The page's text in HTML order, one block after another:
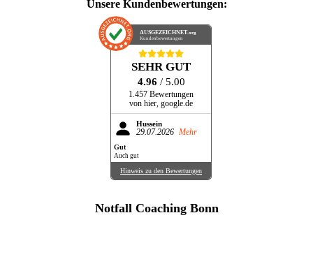
Unsere Kundenbewertungen:
AUSGEZEICHNET .org
Kundenbewertungen
SEHR GUT
4.96 / 5.00
1.457 Bewertungen
von hier, google.de
Hussein
29.07.2026 Mehr
Gut
Auch gut
Hinweis zu den Bewertungen
Notfall Coaching Bonn